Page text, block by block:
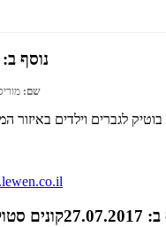
נוסף ב: 10.12.2019
שם:
קונים